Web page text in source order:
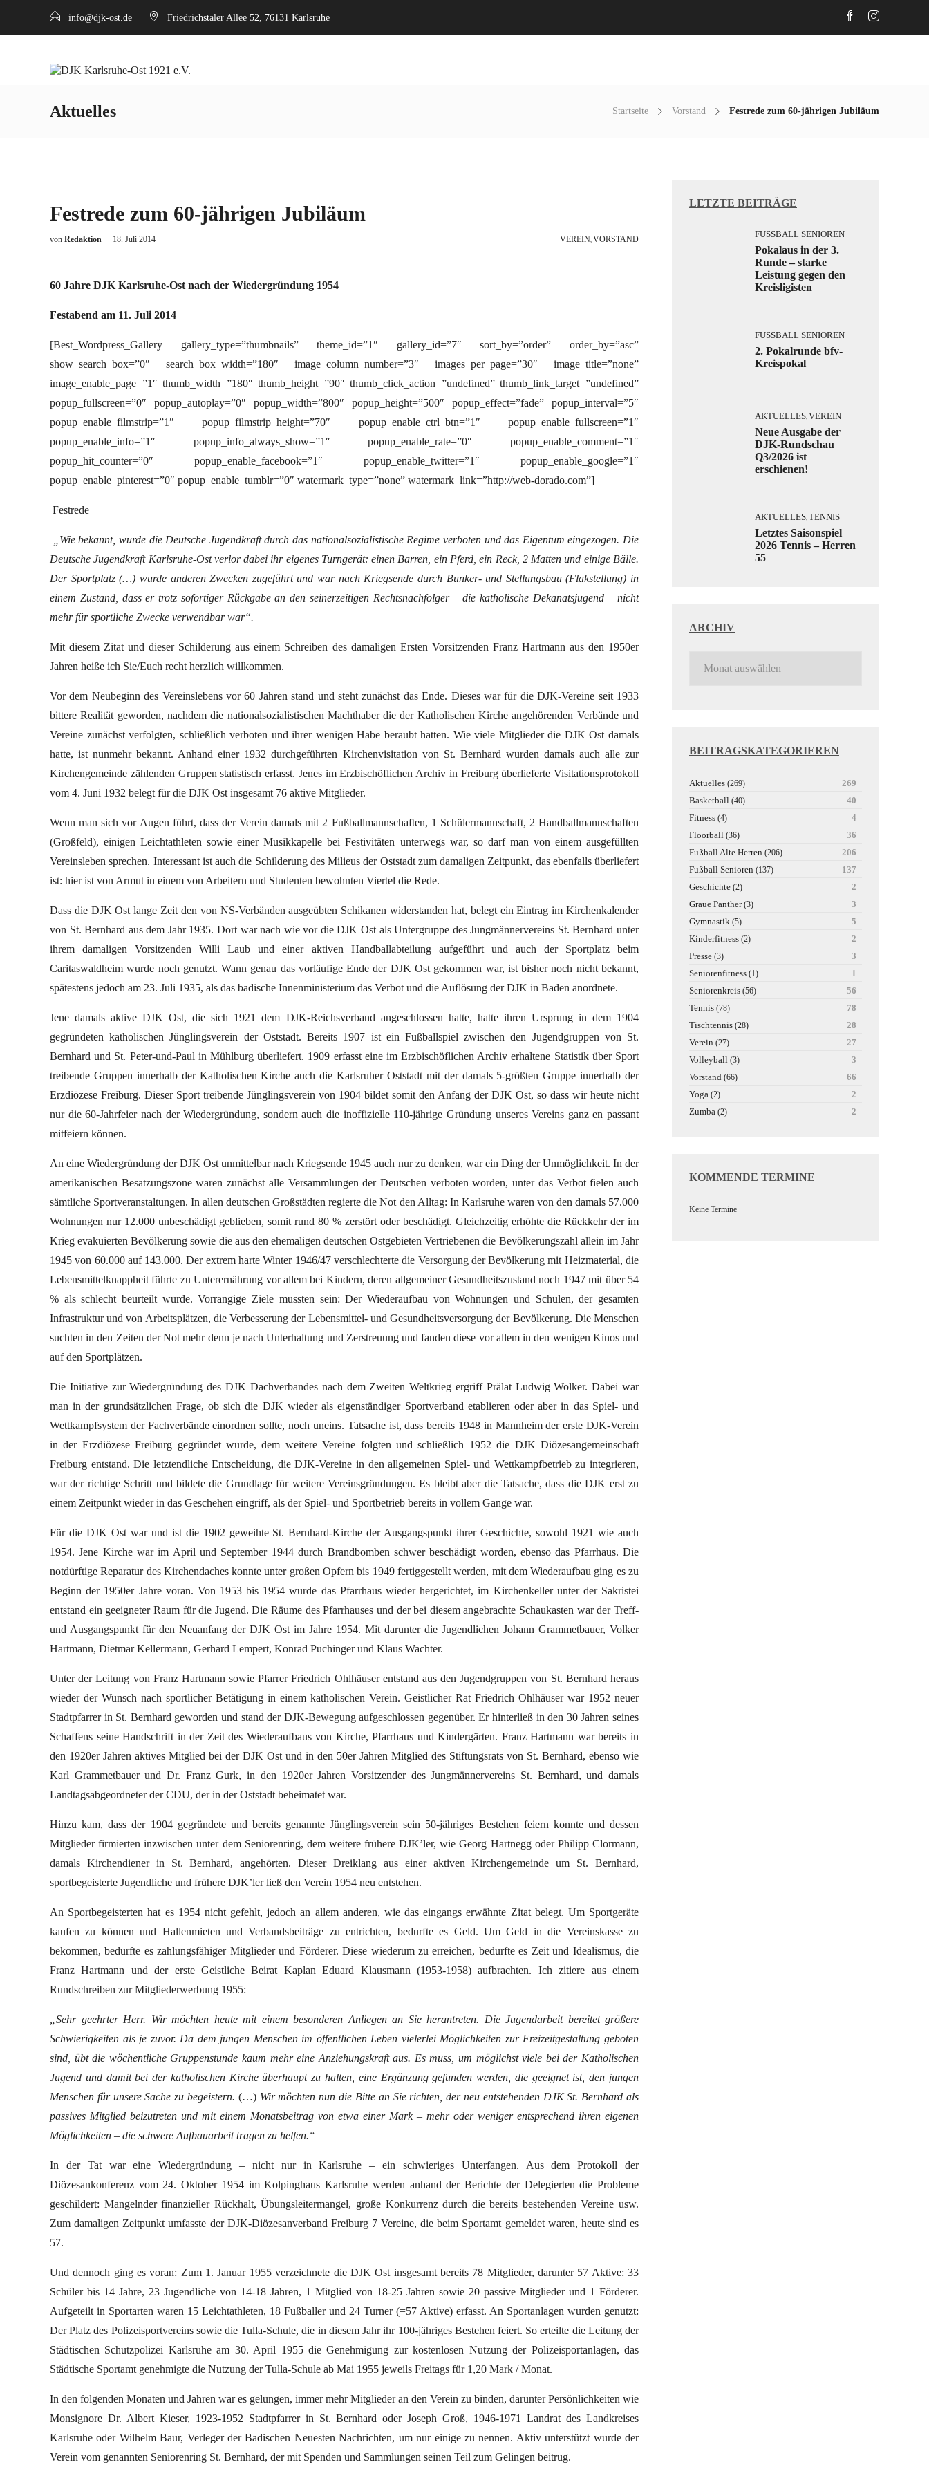
info@djk-ost.de Friedrichstaler Allee 52, 76131 Karlsruhe
Aktuelles Startseite Vorstand Festrede zum 60-jährigen Jubiläum
Festrede zum 60-jährigen Jubiläum
von Redaktion 18. Juli 2014 VEREIN, VORSTAND
60 Jahre DJK Karlsruhe-Ost nach der Wiedergründung 1954
Festabend am 11. Juli 2014
[Best_Wordpress_Gallery gallery_type=”thumbnails” theme_id=”1″ gallery_id=”7″ sort_by=”order” order_by=”asc”
show_search_box=”0″ search_box_width=”180″ image_column_number=”3″ images_per_page=”30″ image_title=”none”
image_enable_page=”1″ thumb_width=”180″ thumb_height=”90″ thumb_click_action=”undefined” thumb_link_target=”undefined”
popup_fullscreen=”0″ popup_autoplay=”0″ popup_width=”800″ popup_height=”500″ popup_effect=”fade” popup_interval=”5″
popup_enable_filmstrip=”1″ popup_filmstrip_height=”70″ popup_enable_ctrl_btn=”1″ popup_enable_fullscreen=”1″
popup_enable_info=”1″ popup_info_always_show=”1″ popup_enable_rate=”0″ popup_enable_comment=”1″
popup_hit_counter=”0″ popup_enable_facebook=”1″ popup_enable_twitter=”1″ popup_enable_google=”1″
popup_enable_pinterest=”0″ popup_enable_tumblr=”0″ watermark_type=”none” watermark_link=”http://web-dorado.com”]
Festrede
„Wie bekannt, wurde die Deutsche Jugendkraft durch das nationalsozialistische Regime verboten und das Eigentum eingezogen. Die
Deutsche Jugendkraft Karlsruhe-Ost verlor dabei ihr eigenes Turngerät: einen Barren, ein Pferd, ein Reck, 2 Matten und einige Bälle.
Der Sportplatz (…) wurde anderen Zwecken zugeführt und war nach Kriegsende durch Bunker- und Stellungsbau (Flakstellung) in
einem Zustand, dass er trotz sofortiger Rückgabe an den seinerzeitigen Rechtsnachfolger – die katholische Dekanatsjugend – nicht
mehr für sportliche Zwecke verwendbar war“.
Mit diesem Zitat und dieser Schilderung aus einem Schreiben des damaligen Ersten Vorsitzenden Franz Hartmann aus den 1950er
Jahren heiße ich Sie/Euch recht herzlich willkommen.
Vor dem Neubeginn des Vereinslebens vor 60 Jahren stand und steht zunächst das Ende. Dieses war für die DJK-Vereine seit 1933
bittere Realität geworden, nachdem die nationalsozialistischen Machthaber die der Katholischen Kirche angehörenden Verbände und
Vereine zunächst verfolgten, schließlich verboten und ihrer wenigen Habe beraubt hatten. Wie viele Mitglieder die DJK Ost damals
hatte, ist nunmehr bekannt. Anhand einer 1932 durchgeführten Kirchenvisitation von St. Bernhard wurden damals auch alle zur
Kirchengemeinde zählenden Gruppen statistisch erfasst. Jenes im Erzbischöflichen Archiv in Freiburg überlieferte Visitationsprotokoll
vom 4. Juni 1932 belegt für die DJK Ost insgesamt 76 aktive Mitglieder.
Wenn man sich vor Augen führt, dass der Verein damals mit 2 Fußballmannschaften, 1 Schülermannschaft, 2 Handballmannschaften
(Großfeld), einigen Leichtathleten sowie einer Musikkapelle bei Festivitäten unterwegs war, so darf man von einem ausgefüllten
Vereinsleben sprechen. Interessant ist auch die Schilderung des Milieus der Oststadt zum damaligen Zeitpunkt, das ebenfalls überliefert
ist: hier ist von Armut in einem von Arbeitern und Studenten bewohnten Viertel die Rede.
Dass die DJK Ost lange Zeit den von NS-Verbänden ausgeübten Schikanen widerstanden hat, belegt ein Eintrag im Kirchenkalender
von St. Bernhard aus dem Jahr 1935. Dort war nach wie vor die DJK Ost als Untergruppe des Jungmännervereins St. Bernhard unter
ihrem damaligen Vorsitzenden Willi Laub und einer aktiven Handballabteilung aufgeführt und auch der Sportplatz beim
Caritaswaldheim wurde noch genutzt. Wann genau das vorläufige Ende der DJK Ost gekommen war, ist bisher noch nicht bekannt,
spätestens jedoch am 23. Juli 1935, als das badische Innenministerium das Verbot und die Auflösung der DJK in Baden anordnete.
Jene damals aktive DJK Ost, die sich 1921 dem DJK-Reichsverband angeschlossen hatte, hatte ihren Ursprung in dem 1904
gegründeten katholischen Jünglingsverein der Oststadt. Bereits 1907 ist ein Fußballspiel zwischen den Jugendgruppen von St.
Bernhard und St. Peter-und-Paul in Mühlburg überliefert. 1909 erfasst eine im Erzbischöflichen Archiv erhaltene Statistik über Sport
treibende Gruppen innerhalb der Katholischen Kirche auch die Karlsruher Oststadt mit der damals 5-größten Gruppe innerhalb der
Erzdiözese Freiburg. Dieser Sport treibende Jünglingsverein von 1904 bildet somit den Anfang der DJK Ost, so dass wir heute nicht
nur die 60-Jahrfeier nach der Wiedergründung, sondern auch die inoffizielle 110-jährige Gründung unseres Vereins ganz en passant
mitfeiern können.
An eine Wiedergründung der DJK Ost unmittelbar nach Kriegsende 1945 auch nur zu denken, war ein Ding der Unmöglichkeit. In der
amerikanischen Besatzungszone waren zunächst alle Versammlungen der Deutschen verboten worden, unter das Verbot fielen auch
sämtliche Sportveranstaltungen. In allen deutschen Großstädten regierte die Not den Alltag: In Karlsruhe waren von den damals 57.000
Wohnungen nur 12.000 unbeschädigt geblieben, somit rund 80 % zerstört oder beschädigt. Gleichzeitig erhöhte die Rückkehr der im
Krieg evakuierten Bevölkerung sowie die aus den ehemaligen deutschen Ostgebieten Vertriebenen die Bevölkerungszahl allein im Jahr
1945 von 60.000 auf 143.000. Der extrem harte Winter 1946/47 verschlechterte die Versorgung der Bevölkerung mit Heizmaterial, die
Lebensmittelknappheit führte zu Unterernährung vor allem bei Kindern, deren allgemeiner Gesundheitszustand noch 1947 mit über 54
% als schlecht beurteilt wurde. Vorrangige Ziele mussten sein: Der Wiederaufbau von Wohnungen und Schulen, der gesamten
Infrastruktur und von Arbeitsplätzen, die Verbesserung der Lebensmittel- und Gesundheitsversorgung der Bevölkerung. Die Menschen
suchten in den Zeiten der Not mehr denn je nach Unterhaltung und Zerstreuung und fanden diese vor allem in den wenigen Kinos und
auf den Sportplätzen.
Die Initiative zur Wiedergründung des DJK Dachverbandes nach dem Zweiten Weltkrieg ergriff Prälat Ludwig Wolker. Dabei war
man in der grundsätzlichen Frage, ob sich die DJK wieder als eigenständiger Sportverband etablieren oder aber in das Spiel- und
Wettkampfsystem der Fachverbände einordnen sollte, noch uneins. Tatsache ist, dass bereits 1948 in Mannheim der erste DJK-Verein
in der Erzdiözese Freiburg gegründet wurde, dem weitere Vereine folgten und schließlich 1952 die DJK Diözesangemeinschaft
Freiburg entstand. Die letztendliche Entscheidung, die DJK-Vereine in den allgemeinen Spiel- und Wettkampfbetrieb zu integrieren,
war der richtige Schritt und bildete die Grundlage für weitere Vereinsgründungen. Es bleibt aber die Tatsache, dass die DJK erst zu
einem Zeitpunkt wieder in das Geschehen eingriff, als der Spiel- und Sportbetrieb bereits in vollem Gange war.
Für die DJK Ost war und ist die 1902 geweihte St. Bernhard-Kirche der Ausgangspunkt ihrer Geschichte, sowohl 1921 wie auch
1954. Jene Kirche war im April und September 1944 durch Brandbomben schwer beschädigt worden, ebenso das Pfarrhaus. Die
notdürftige Reparatur des Kirchendaches konnte unter großen Opfern bis 1949 fertiggestellt werden, mit dem Wiederaufbau ging es zu
Beginn der 1950er Jahre voran. Von 1953 bis 1954 wurde das Pfarrhaus wieder hergerichtet, im Kirchenkeller unter der Sakristei
entstand ein geeigneter Raum für die Jugend. Die Räume des Pfarrhauses und der bei diesem angebrachte Schaukasten war der Treff-
und Ausgangspunkt für den Neuanfang der DJK Ost im Jahre 1954. Mit darunter die Jugendlichen Johann Grammetbauer, Volker
Hartmann, Dietmar Kellermann, Gerhard Lempert, Konrad Puchinger und Klaus Wachter.
Unter der Leitung von Franz Hartmann sowie Pfarrer Friedrich Ohlhäuser entstand aus den Jugendgruppen von St. Bernhard heraus
wieder der Wunsch nach sportlicher Betätigung in einem katholischen Verein. Geistlicher Rat Friedrich Ohlhäuser war 1952 neuer
Stadtpfarrer in St. Bernhard geworden und stand der DJK-Bewegung aufgeschlossen gegenüber. Er hinterließ in den 30 Jahren seines
Schaffens seine Handschrift in der Zeit des Wiederaufbaus von Kirche, Pfarrhaus und Kindergärten. Franz Hartmann war bereits in
den 1920er Jahren aktives Mitglied bei der DJK Ost und in den 50er Jahren Mitglied des Stiftungsrats von St. Bernhard, ebenso wie
Karl Grammetbauer und Dr. Franz Gurk, in den 1920er Jahren Vorsitzender des Jungmännervereins St. Bernhard, und damals
Landtagsabgeordneter der CDU, der in der Oststadt beheimatet war.
Hinzu kam, dass der 1904 gegründete und bereits genannte Jünglingsverein sein 50-jähriges Bestehen feiern konnte und dessen
Mitglieder firmierten inzwischen unter dem Seniorenring, dem weitere frühere DJK’ler, wie Georg Hartnegg oder Philipp Clormann,
damals Kirchendiener in St. Bernhard, angehörten. Dieser Dreiklang aus einer aktiven Kirchengemeinde um St. Bernhard,
sportbegeisterte Jugendliche und frühere DJK’ler ließ den Verein 1954 neu entstehen.
An Sportbegeisterten hat es 1954 nicht gefehlt, jedoch an allem anderen, wie das eingangs erwähnte Zitat belegt. Um Sportgeräte
kaufen zu können und Hallenmieten und Verbandsbeiträge zu entrichten, bedurfte es Geld. Um Geld in die Vereinskasse zu
bekommen, bedurfte es zahlungsfähiger Mitglieder und Förderer. Diese wiederum zu erreichen, bedurfte es Zeit und Idealismus, die
Franz Hartmann und der erste Geistliche Beirat Kaplan Eduard Klausmann (1953-1958) aufbrachten. Ich zitiere aus einem
Rundschreiben zur Mitgliederwerbung 1955:
„Sehr geehrter Herr. Wir möchten heute mit einem besonderen Anliegen an Sie herantreten. Die Jugendarbeit bereitet größere
Schwierigkeiten als je zuvor. Da dem jungen Menschen im öffentlichen Leben vielerlei Möglichkeiten zur Freizeitgestaltung geboten
sind, übt die wöchentliche Gruppenstunde kaum mehr eine Anziehungskraft aus. Es muss, um möglichst viele bei der Katholischen
Jugend und damit bei der katholischen Kirche überhaupt zu halten, eine Ergänzung gefunden werden, die geeignet ist, den jungen
Menschen für unsere Sache zu begeistern. (…) Wir möchten nun die Bitte an Sie richten, der neu entstehenden DJK St. Bernhard als
passives Mitglied beizutreten und mit einem Monatsbeitrag von etwa einer Mark – mehr oder weniger entsprechend ihren eigenen
Möglichkeiten – die schwere Aufbauarbeit tragen zu helfen.“
In der Tat war eine Wiedergründung – nicht nur in Karlsruhe – ein schwieriges Unterfangen. Aus dem Protokoll der
Diözesankonferenz vom 24. Oktober 1954 im Kolpinghaus Karlsruhe werden anhand der Berichte der Delegierten die Probleme
geschildert: Mangelnder finanzieller Rückhalt, Übungsleitermangel, große Konkurrenz durch die bereits bestehenden Vereine usw.
Zum damaligen Zeitpunkt umfasste der DJK-Diözesanverband Freiburg 7 Vereine, die beim Sportamt gemeldet waren, heute sind es
57.
Und dennoch ging es voran: Zum 1. Januar 1955 verzeichnete die DJK Ost insgesamt bereits 78 Mitglieder, darunter 57 Aktive: 33
Schüler bis 14 Jahre, 23 Jugendliche von 14-18 Jahren, 1 Mitglied von 18-25 Jahren sowie 20 passive Mitglieder und 1 Förderer.
Aufgeteilt in Sportarten waren 15 Leichtathleten, 18 Fußballer und 24 Turner (=57 Aktive) erfasst. An Sportanlagen wurden genutzt:
Der Platz des Polizeisportvereins sowie die Tulla-Schule, die in diesem Jahr ihr 100-jähriges Bestehen feiert. So erteilte die Leitung der
Städtischen Schutzpolizei Karlsruhe am 30. April 1955 die Genehmigung zur kostenlosen Nutzung der Polizeisportanlagen, das
Städtische Sportamt genehmigte die Nutzung der Tulla-Schule ab Mai 1955 jeweils Freitags für 1,20 Mark / Monat.
In den folgenden Monaten und Jahren war es gelungen, immer mehr Mitglieder an den Verein zu binden, darunter Persönlichkeiten wie
Monsignore Dr. Albert Kieser, 1923-1952 Stadtpfarrer in St. Bernhard oder Joseph Groß, 1946-1971 Landrat des Landkreises
Karlsruhe oder Wilhelm Baur, Verleger der Badischen Neuesten Nachrichten, um nur einige zu nennen. Aktiv unterstützt wurde der
Verein vom genannten Seniorenring St. Bernhard, der mit Spenden und Sammlungen seinen Teil zum Gelingen beitrug.
LETZTE BEITRÄGE
FUSSBALL SENIOREN
Pokalaus in der 3.
Runde – starke
Leistung gegen den
Kreisligisten
FUSSBALL SENIOREN
2. Pokalrunde bfv-
Kreispokal
AKTUELLES, VEREIN
Neue Ausgabe der
DJK-Rundschau
Q3/2026 ist
erschienen!
AKTUELLES, TENNIS
Letztes Saisonspiel
2026 Tennis – Herren
55
ARCHIV
BEITRAGSKATEGORIEREN
Aktuelles (269)
269
Basketball (40)
40
Fitness (4)
4
Floorball (36)
36
Fußball Alte Herren (206)
206
Fußball Senioren (137)
137
Geschichte (2)
2
Graue Panther(3)
3
Gymnastik (5)
5
Kinderfitness (2)
2
Presse (3)
3
Seniorenfitness (1)
1
Seniorenkreis (56)
56
Tennis (78)
78
Tischtennis (28)
28
Verein (27)
27
Volleyball (3)
3
Vorstand (66)
66
Yoga (2)
2
Zumba (2) 2
KOMMENDE TERMINE
Keine Termine